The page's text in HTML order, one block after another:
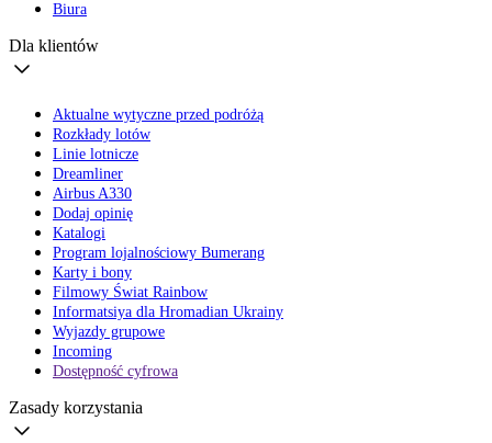
Biura
Dla klientów
Aktualne wytyczne przed podróżą
Rozkłady lotów
Linie lotnicze
Dreamliner
Airbus A330
Dodaj opinię
Katalogi
Program lojalnościowy Bumerang
Karty i bony
Filmowy Świat Rainbow
Informatsiya dla Hromadian Ukrainy
Wyjazdy grupowe
Incoming
Dostępność cyfrowa
Zasady korzystania